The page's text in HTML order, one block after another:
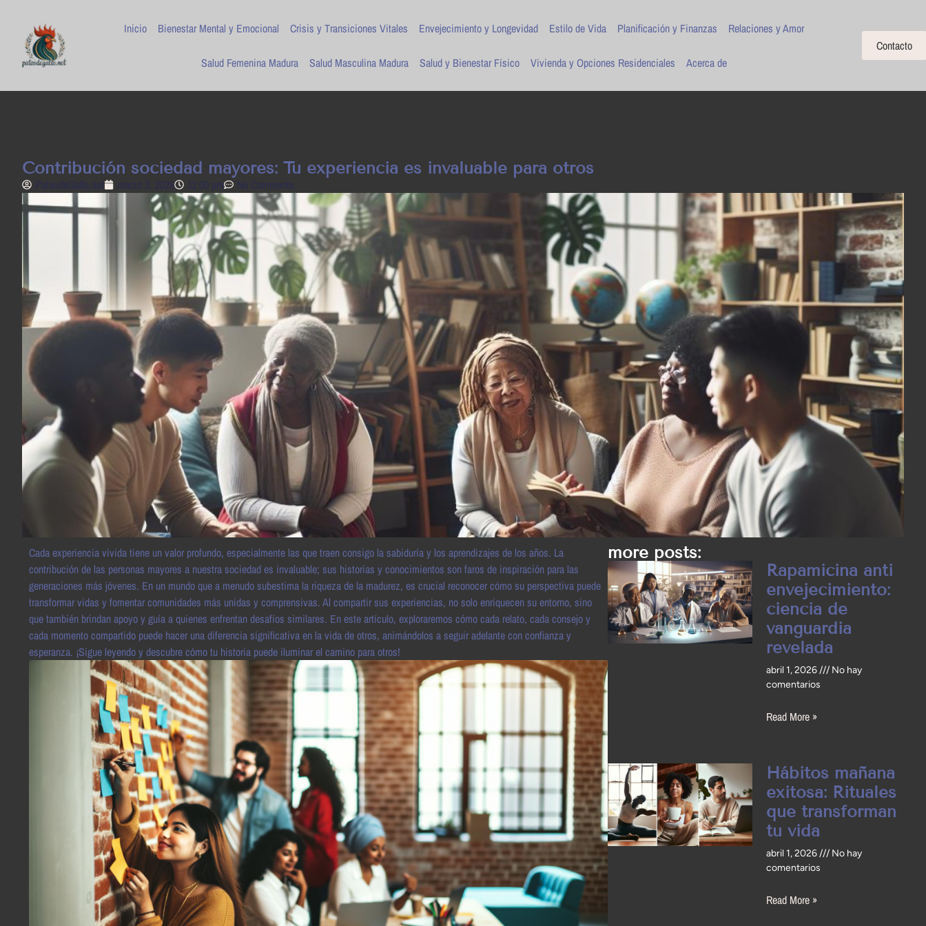
Inicio Bienestar Mental y Emocional Crisis y Transiciones Vitales Envejecimiento y Longevidad Estilo de Vida Planificación y Finanzas Relaciones y Amor
Salud Femenina Madura Salud Masculina Madura Salud y Bienestar Físico Vivienda y Opciones Residenciales Acerca de
Contacto
Contribución sociedad mayores: Tu experiencia es invaluable para otros
PatasdeGallo .net marzo 3, 2026 11:00 pm No Comments
Cada experiencia vivida tiene un valor profundo, especialmente las que traen consigo la sabiduría y los aprendizajes de los años. La
contribución de las personas mayores a nuestra sociedad es invaluable; sus historias y conocimientos son faros de inspiración para las
generaciones más jóvenes. En un mundo que a menudo subestima la riqueza de la madurez, es crucial reconocer cómo su perspectiva puede
transformar vidas y fomentar comunidades más unidas y comprensivas. Al compartir sus experiencias, no solo enriquecen su entorno, sino
que también brindan apoyo y guía a quienes enfrentan desafíos similares. En este artículo, exploraremos cómo cada relato, cada consejo y
cada momento compartido puede hacer una diferencia significativa en la vida de otros, animándolos a seguir adelante con confianza y
esperanza. ¡Sigue leyendo y descubre cómo tu historia puede iluminar el camino para otros!
more posts:
Rapamicina anti
envejecimiento:
ciencia de
vanguardia
revelada
abril 1, 2026
No hay
comentarios
Read More »
Hábitos mañana
exitosa: Rituales
que transforman
tu vida
abril 1, 2026
No hay
comentarios
Read More »